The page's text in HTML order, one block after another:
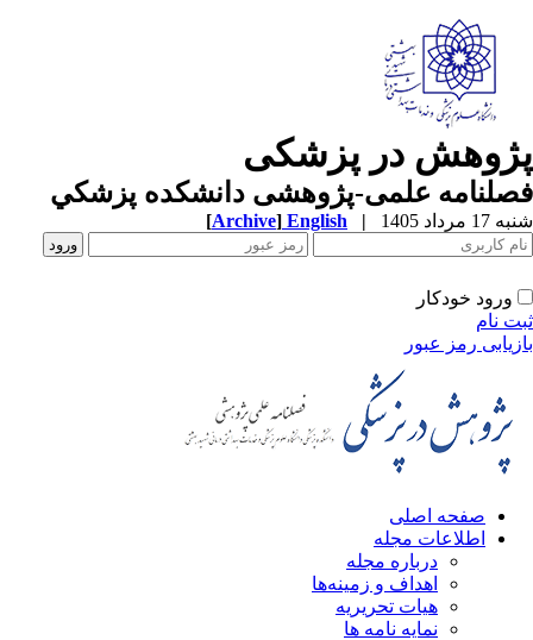
در پزشکی
علمی-پژوهشی دانشکده پزشکي
مرداد 1405 |
English
[Archive]
ورود خودکار
نام
رمز عبور
صفحه اصلی
اطلاعات مجله
درباره مجله
اهداف و زمینه‌ها
هیات تحریریه
نمایه نامه ها